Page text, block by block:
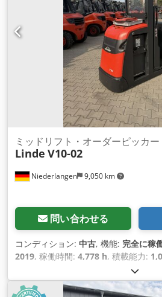
Niederlangen 9,050 km
ミッドリフト・オーダーピッカー
Linde V10-02
問い合わせる
コンディション: 中古, 機能: 完全に稼
2019, 稼働時間: 4,778 h, 積載能力:
シンプ
Elektro,